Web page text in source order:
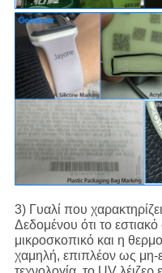
3) Γυαλί που
Δεδομένου ότι το
μικροσκοπικό και η
χαμηλή, επιπλέον ως μη-